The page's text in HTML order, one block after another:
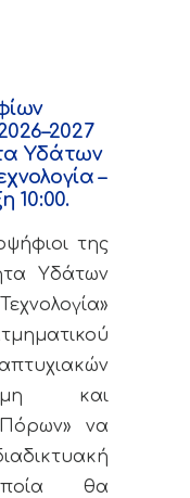
Υδάτων
–
10:00.
της
Υδάτων
και
Πόρων» να
θα